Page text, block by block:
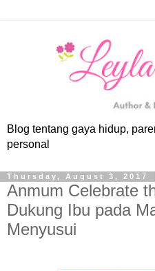
Blog tentang gaya hidup,
personal
Thursday, August 3, 2017
Anmum Celebrate
Dukung Ibu pada
Menyusui